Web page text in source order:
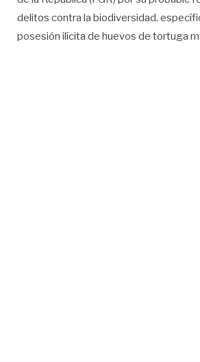
delitos contra la biodiversidad,
posesión ilícita de huevos de tortuga